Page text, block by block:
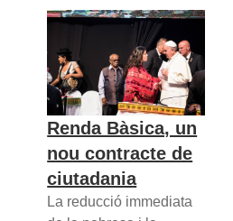
Renda Bàsica, un
nou contracte de
ciutadania
La reducció immediata